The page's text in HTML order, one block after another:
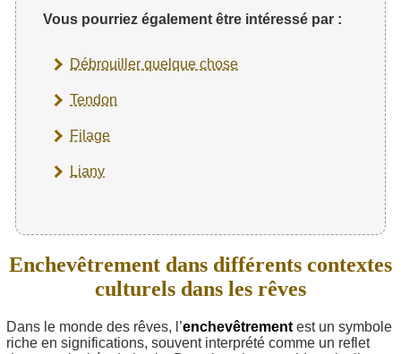
Vous pourriez également être intéressé par :
Débrouiller quelque chose
Tendon
Filage
Liany
Enchevêtrement dans différents contextes
culturels dans les rêves
Dans le monde des rêves, l’enchevêtrement est un symbole
riche en significations, souvent interprété comme un reflet